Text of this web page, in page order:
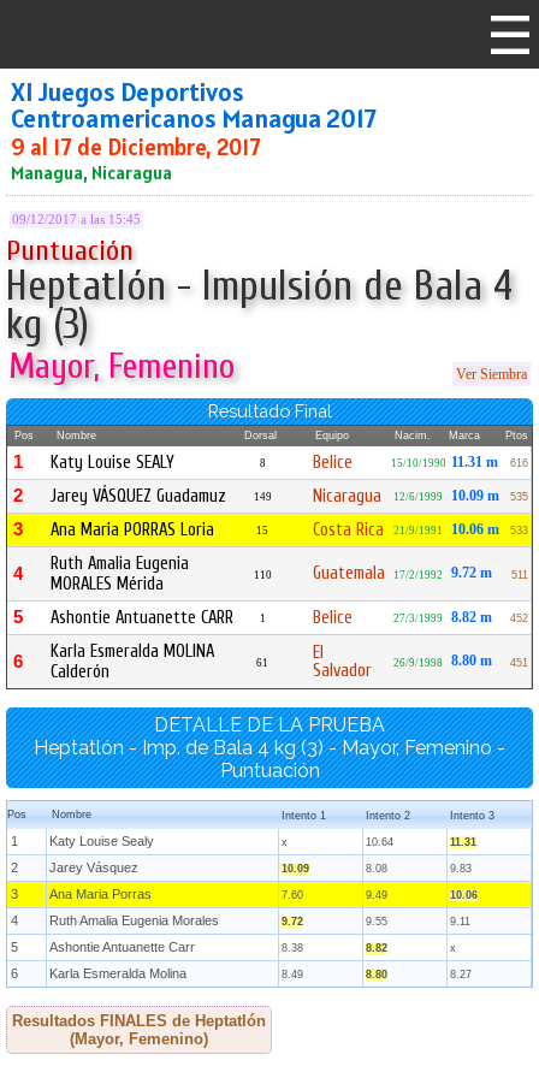
XI Juegos Deportivos
Centroamericanos Managua 2017
9 al 17 de Diciembre, 2017
Managua, Nicaragua
09/12/2017 a las 15:45
Puntuación
Heptatlón - Impulsión de Bala 4
kg (3)
Mayor, Femenino Ver Siembra
Resultado Final
Pos Nombre Dorsal Equipo Nacim. Marca Ptos
1 Katy Louise SEALY 8 Belice 15/10/1990 11.31 m 616
2 Jarey VÁSQUEZ Guadamuz 149 Nicaragua 12/6/1999 10.09 m 535
3 Ana Maria PORRAS Loria 15 Costa Rica 21/9/1991 10.06 m 533
4
Ruth Amalia Eugenia
MORALES Mérida
110 Guatemala 17/2/1992 9.72 m 511
5 Ashontie Antuanette CARR 1 Belice 27/3/1999 8.82 m 452
6
Karla Esmeralda MOLINA
Calderón
61
El
Salvador
26/9/1998 8.80 m 451
DETALLE DE LA PRUEBA
Heptatlón - Imp. de Bala 4 kg (3) - Mayor, Femenino -
Puntuación
Pos Nombre Intento 1 Intento 2 Intento 3
1 Katy Louise Sealy x 10.64 11.31
2 Jarey Vásquez 10.09 8.08 9.83
3 Ana Maria Porras 7.60 9.49 10.06
4 Ruth Amalia Eugenia Morales 9.72 9.55 9.11
5 Ashontie Antuanette Carr 8.38 8.82 x
6 Karla Esmeralda Molina 8.49 8.80 8.27
Resultados FINALES de Heptatlón
(Mayor, Femenino)